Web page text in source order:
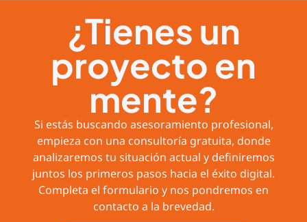
¿Tienes un
proyecto en
mente?
Si estás buscando asesoramiento profesional,
empieza con una consultoría gratuita, donde
analizaremos tu situación actual y definiremos
juntos los primeros pasos hacia el éxito digital.
Completa el formulario y nos pondremos en
contacto a la brevedad.